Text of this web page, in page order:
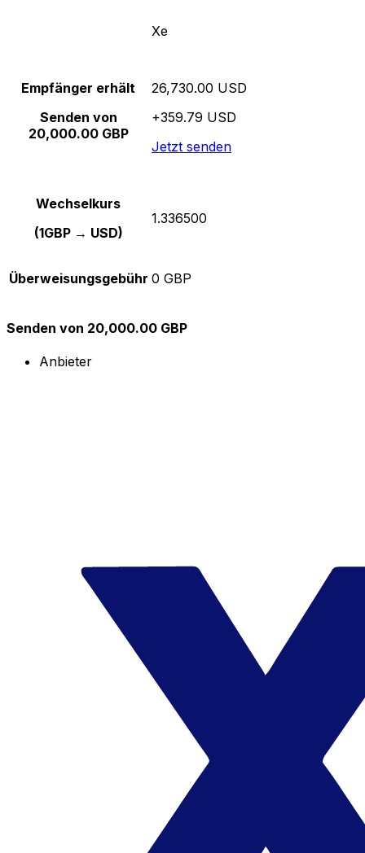
Xe
Empfänger erhält
Senden von
20,000.00 GBP
26,730.00 USD
+359.79 USD
Jetzt senden
Wechselkurs
(1GBP → USD)
1.336500
Überweisungsgebühr 0 GBP
Senden von 20,000.00 GBP
Anbieter